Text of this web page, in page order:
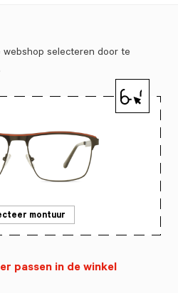
selecteren door te
montuur
passen in de winkel